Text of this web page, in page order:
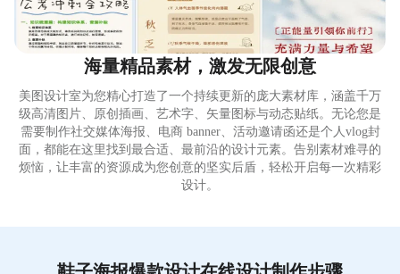
海量精品素材，激发无限创意
美图设计室为您精心打造了一个持续更新的庞大素材库，涵盖千万
级高清图片、原创插画、艺术字、矢量图标与动态贴纸。无论您是
需要制作社交媒体海报、电商 banner、活动邀请函还是个人vlog封
面，都能在这里找到最合适、最前沿的设计元素。告别素材难寻的
烦恼，让丰富的资源成为您创意的坚实后盾，轻松开启每一次精彩
设计。